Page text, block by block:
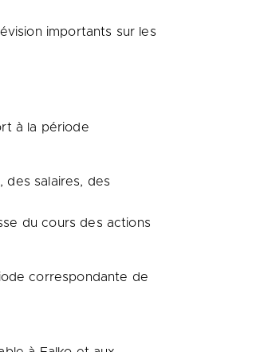
importants sur les
à la période
des salaires, des
du cours des actions
correspondante de